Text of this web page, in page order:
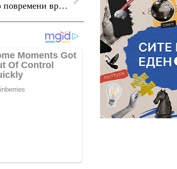
Утре променливо облачно со повремени врнежи од дожд, најавува УХМР